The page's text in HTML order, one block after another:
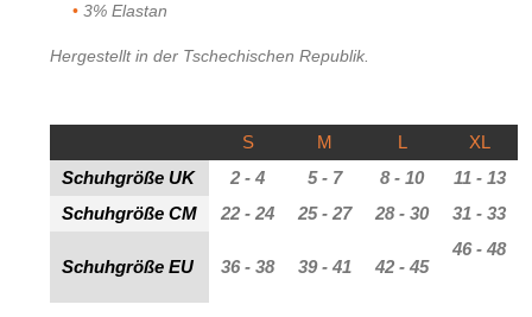
3% Elastan
Hergestellt in der Tschechischen Republik.
S M L XL
Schuhgröße UK 2 - 4 5 - 7 8 - 10
11 - 13
Schuhgröße CM
22 - 24 25 - 27 28 - 30 31 - 33
Schuhgröße EU 36 - 38 39 - 41 42 - 45
46 - 48